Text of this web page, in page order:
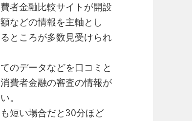
者金融比較サイトが開設
などの情報を主軸とし
ところが多数見受けられ
のデータなどを口コミと
費者金融の審査の情報が
。
短い場合だと30分ほど